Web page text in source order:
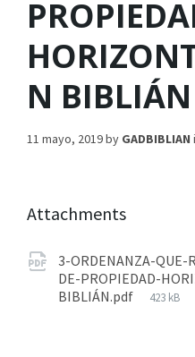
N BIBLIÁN
11 mayo, 2019by GADBIBLIAN
Attachments
3-ORDENANZA-QUE-
DE-PROPIEDAD-
BIBLIÁN.pdf
423 kB